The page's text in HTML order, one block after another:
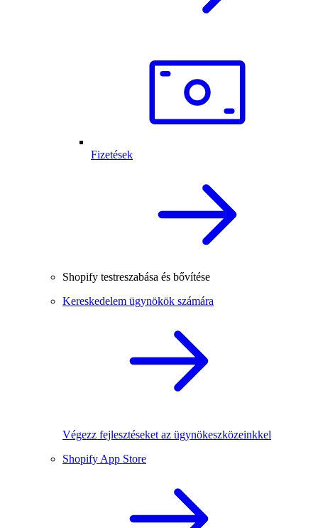
Fizetések
Shopify testreszabása és bővítése
Kereskedelem ügynökök számára
Végezz fejlesztéseket az ügynökeszközeinkkel
Shopify App Store